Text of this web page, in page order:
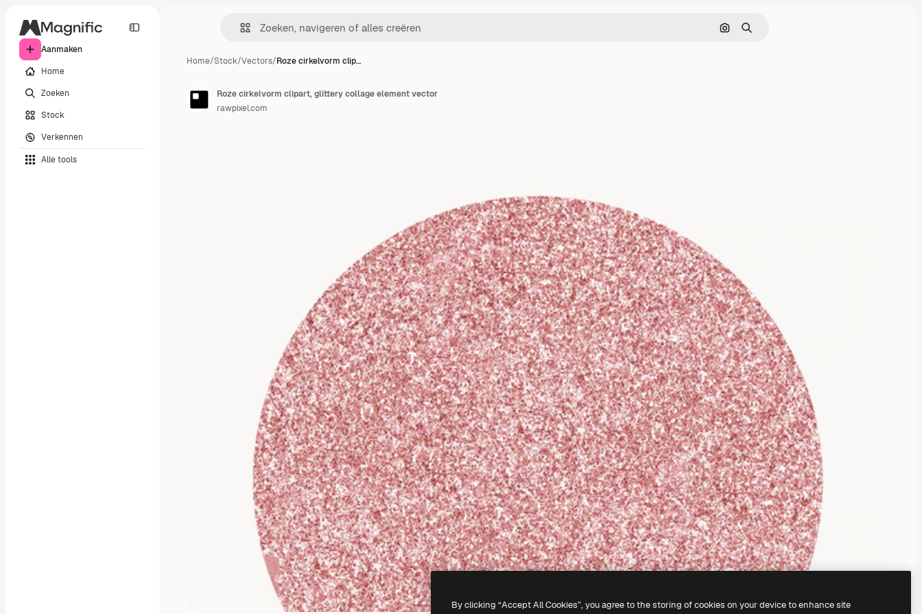
Aanmaken
Home
Zoeken
Stock
Verkennen
Alle tools
Zoeken op afbeelding
Zoeken
Home/Stock/Vectors/Roze cirkelvorm clip…
Roze cirkelvorm clipart, glittery collage element vector
rawpixel.com
By clicking “Accept All Cookies”, you agree to the storing of cookies on your device to enhance site